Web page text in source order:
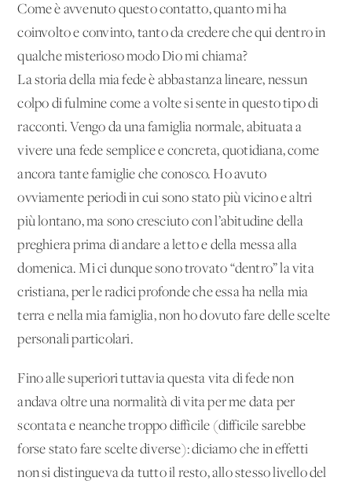
Come è avvenuto questo contatto, quanto mi ha
coinvolto e convinto, tanto da credere che qui dentro in
qualche misterioso modo Dio mi chiama?
La storia della mia fede è abbastanza lineare, nessun
colpo di fulmine come a volte si sente in questo tipo di
racconti. Vengo da una famiglia normale, abituata a
vivere una fede semplice e concreta, quotidiana, come
ancora tante famiglie che conosco. Ho avuto
ovviamente periodi in cui sono stato più vicino e altri
più lontano, ma sono cresciuto con l’abitudine della
preghiera prima di andare a letto e della messa alla
domenica. Mi ci dunque sono trovato “dentro” la vita
cristiana, per le radici profonde che essa ha nella mia
terra e nella mia famiglia, non ho dovuto fare delle scelte
personali particolari.
Fino alle superiori tuttavia questa vita di fede non
andava oltre una normalità di vita per me data per
scontata e neanche troppo difficile (difficile sarebbe
forse stato fare scelte diverse): diciamo che in effetti
non si distingueva da tutto il resto, allo stesso livello del